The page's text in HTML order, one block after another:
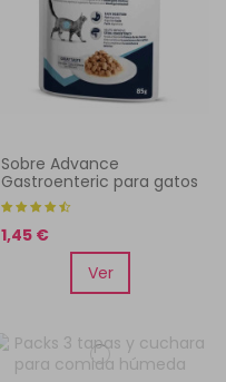
Sobre Advance
Gastroenteric para gatos
1,45 €
Ver